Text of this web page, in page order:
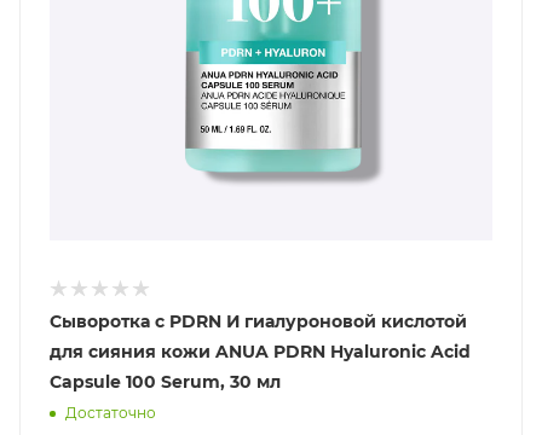
Сыворотка с PDRN И гиалуроновой кислотой
для сияния кожи ANUA PDRN Hyaluronic Acid
Capsule 100 Serum, 30 мл
Достаточно